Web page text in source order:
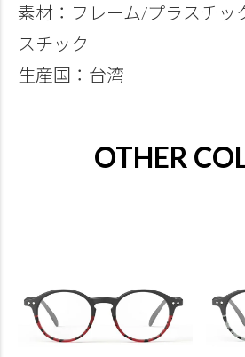
素材：フレーム/プラスチッ
スチック
生産国：台湾
OTHER